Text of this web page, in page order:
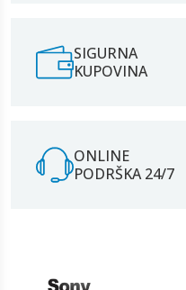
SIGURNA
KUPOVINA
ONLINE
PODRŠKA 24/7